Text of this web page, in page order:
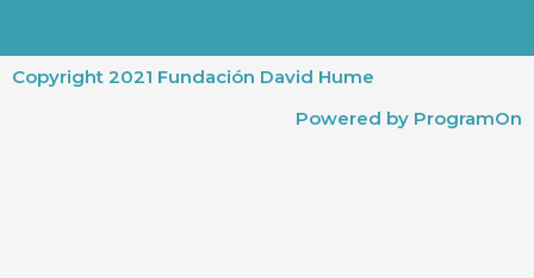
Copyright 2021 Fundación David Hume
Powered by ProgramOn